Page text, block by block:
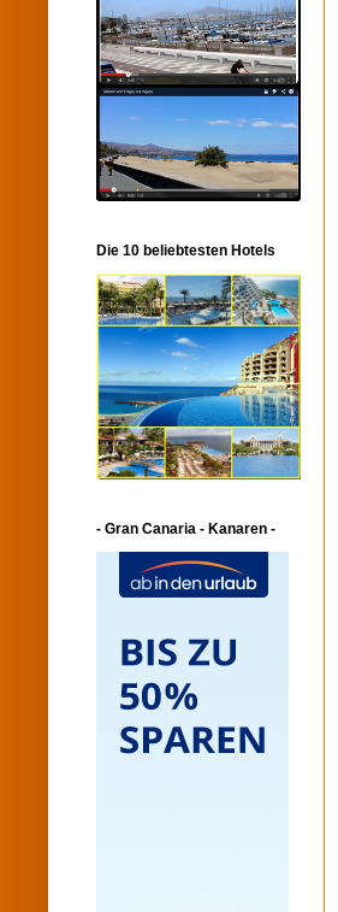
Die 10 beliebtesten Hotels
- Gran Canaria - Kanaren -